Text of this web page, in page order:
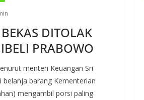
DITOLAK
PRABOWO
menteri Keuangan Sri
belanja barang Kementerian
mengambil porsi paling